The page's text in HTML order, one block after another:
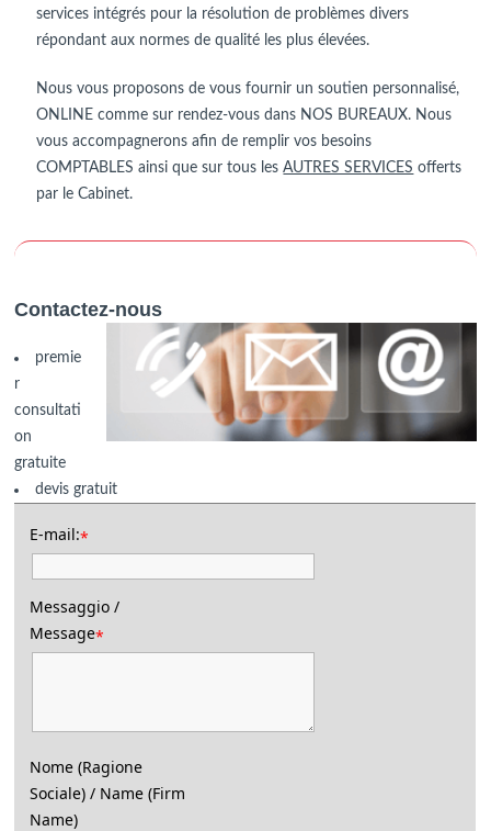
services intégrés pour la résolution de problèmes divers
répondant aux normes de qualité les plus élevées.
Nous vous proposons de vous fournir un soutien personnalisé,
ONLINE comme sur rendez-vous dans NOS BUREAUX. Nous
vous accompagnerons afin de remplir vos besoins
COMPTABLES ainsi que sur tous lesAUTRES SERVICES offerts
par le Cabinet.
Contactez-nous
premie
r
consultati
on
gratuite
devis gratuit
E-mail:*
Messaggio /
Message*
Nome (Ragione
Sociale) / Name (Firm
Name)